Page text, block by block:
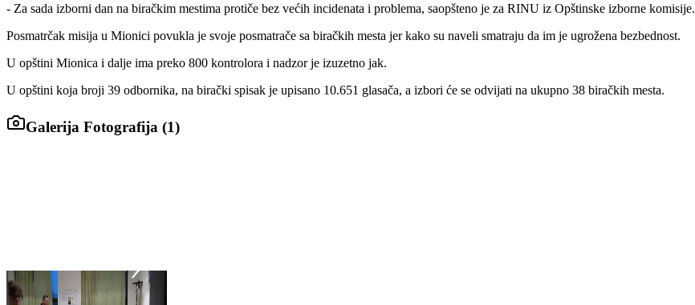
- Za sada izborni dan na biračkim mestima protiče bez većih incidenata i problema, saopšteno je za RINU iz Opštinske izborne komisije.
Posmatrčak misija u Mionici povukla je svoje posmatrače sa biračkih mesta jer kako su naveli smatraju da im je ugrožena bezbednost.
U opštini Mionica i dalje ima preko 800 kontrolora i nadzor je izuzetno jak.
U opštini koja broji 39 odbornika, na birački spisak je upisano 10.651 glasača, a izbori će se odvijati na ukupno 38 biračkih mesta.
Galerija Fotografija (1)